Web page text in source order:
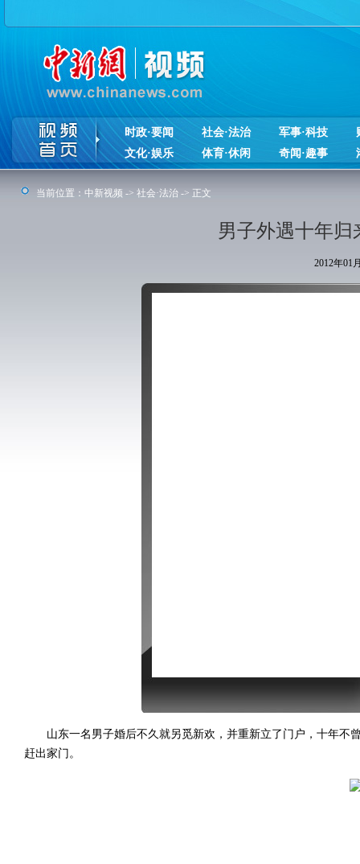
时政·要闻 社会·法治 军事·科技
文化·娱乐
体育·休闲 奇闻·趣事
当前位置： 中新视频 -> 社会·法治 -> 正文
男子外遇十年
2012年01
山东一名男子婚后不久就另觅新欢，并重新立了门户，十年不
赶出家门。